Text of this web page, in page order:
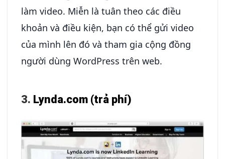
làm video. Miễn là tuân theo các điều
khoản và điều kiện, bạn có thể gửi video
của mình lên đó và tham gia cộng đồng
người dùng WordPress trên web.
3. Lynda.com (trả phí)